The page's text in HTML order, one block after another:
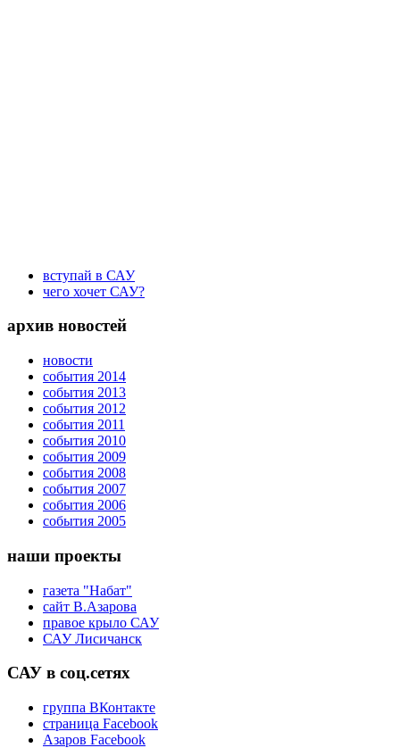
вступай в САУ
чего хочет САУ?
архив новостей
новости
события 2014
события 2013
события 2012
события 2011
события 2010
события 2009
события 2008
события 2007
события 2006
события 2005
наши проекты
газета "Набат"
сайт В.Азарова
правое крыло САУ
САУ Лисичанск
САУ в соц.сетях
группа ВКонтакте
страница Facebook
Азаров Facebook